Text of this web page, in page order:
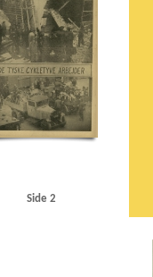
Danmarks Frihedsraad
Parkvej, Kbh.
Guslav-
Kbh.
Johansen, Kjeld,
Frihavn
Københavns
den danske
Kbh. P
Pancke, Günther
Eugen, Kriminalrat
Side 2